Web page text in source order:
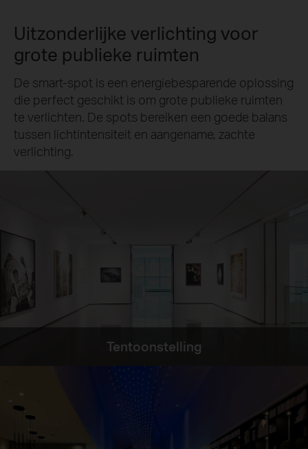
Uitzonderlijke verlichting voor
grote publieke ruimten
De smart-spot is een energiebesparende oplossing
die perfect geschikt is om grote publieke ruimten
te verlichten. De spots bereiken een goede balans
tussen lichtintensiteit en aangename, zachte
verlichting.
Tentoonstelling